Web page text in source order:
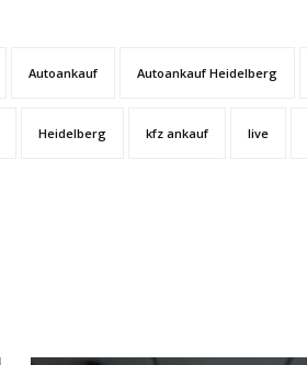
Autoankauf Autoankauf Heidelberg
Heidelberg kfz ankauf live